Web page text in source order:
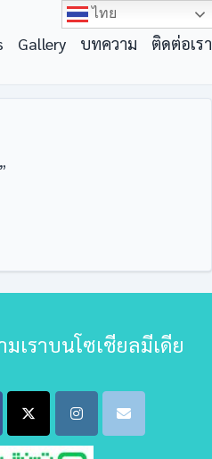
Gallery บทความ ติดต่อเรา
เราบนโซเชียลมีเดีย
ไทย